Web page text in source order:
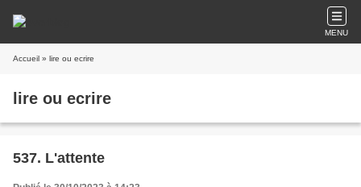
MENU
Accueil » lire ou ecrire
lire ou ecrire
537. L'attente